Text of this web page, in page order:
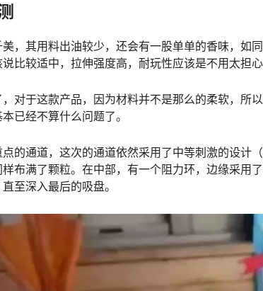
，其用料出油较少，还会有一股单单的香味，如
比较适中，拉伸强度高，耐玩性应该是不用太担心
对于这款产品，因为材料并不是那么的柔软，所
已经不算什么问题了。
的通道，这次的通道依然采用了中等刺激的设计
布满了颗粒。在中部，有一个阻力环，边缘采用
至深入最后的吸盘。